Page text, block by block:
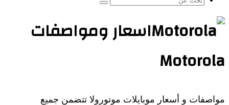
بحث
اسعار ومواصفات
Motorola
مواصفات و أسعار موبايلات موتورولا تتضمن جميع